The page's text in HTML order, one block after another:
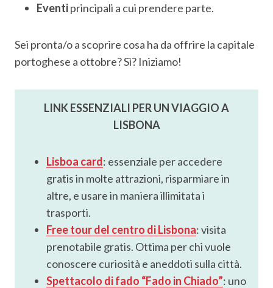
Eventiprincipali a cui prendere parte.
Sei pronta/o a scoprire cosa ha da offrire la capitale
portoghese a ottobre? Sì? Iniziamo!
LINK ESSENZIALI PER UN VIAGGIO A
LISBONA
Lisboa card: essenziale per accedere
gratis in molte attrazioni, risparmiare in
altre, e usare in maniera illimitata i
trasporti.
Free tour del centro di Lisbona: visita
prenotabile gratis. Ottima per chi vuole
conoscere curiosità e aneddoti sulla città.
Spettacolo di fado “Fado in Chiado”: uno